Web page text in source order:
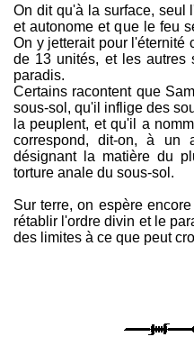
On dit qu'à la surface, seul
et autonome et que le feu
On y jetterait pour l'éternité
de 13 unités, et les autres
paradis.
Certains racontent que
sous-sol, qu'il inflige des
la peuplent, et qu'il a
correspond, dit-on, à un
désignant la matière du
torture anale du sous-sol.
Sur terre, on espère
rétablir l'ordre divin et le
des limites à ce que peut